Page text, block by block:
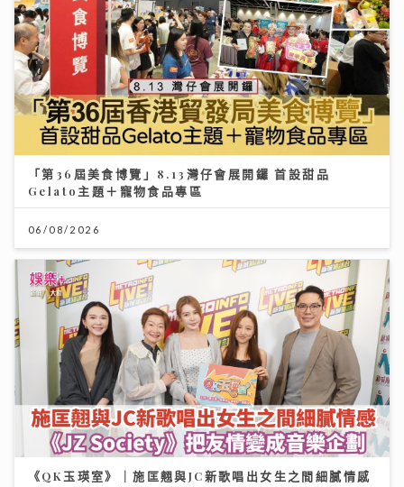
「第36屆美食博覽」8.13灣仔會展開鑼 首設甜品
Gelato主題＋寵物食品專區
06/08/2026
《QK玉瑛室》｜施匡翹與JC新歌唱出女生之間細膩情感